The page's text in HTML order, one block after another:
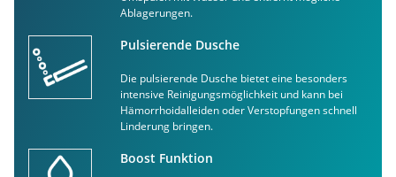
Ablagerungen.
Pulsierende Dusche
Die pulsierende Dusche bietet eine besonders
intensive Reinigungsmöglichkeit und kann bei
Hämorrhoidalleiden oder Verstopfungen schnell
Linderung bringen.
Boost Funktion